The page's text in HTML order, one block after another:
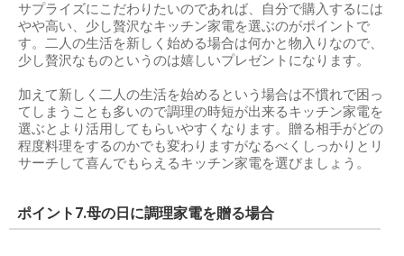
サプライズにこだわりたいのであれば、自分で購入するには
やや高い、少し贅沢なキッチン家電を選ぶのがポイントで
す。二人の生活を新しく始める場合は何かと物入りなので、
少し贅沢なものというのは嬉しいプレゼントになります。
加えて新しく二人の生活を始めるという場合は不慣れで困っ
てしまうことも多いので調理の時短が出来るキッチン家電を
選ぶとより活用してもらいやすくなります。贈る相手がどの
程度料理をするのかでも変わりますがなるべくしっかりとリ
サーチして喜んでもらえるキッチン家電を選びましょう。
ポイント7.母の日に調理家電を贈る場合